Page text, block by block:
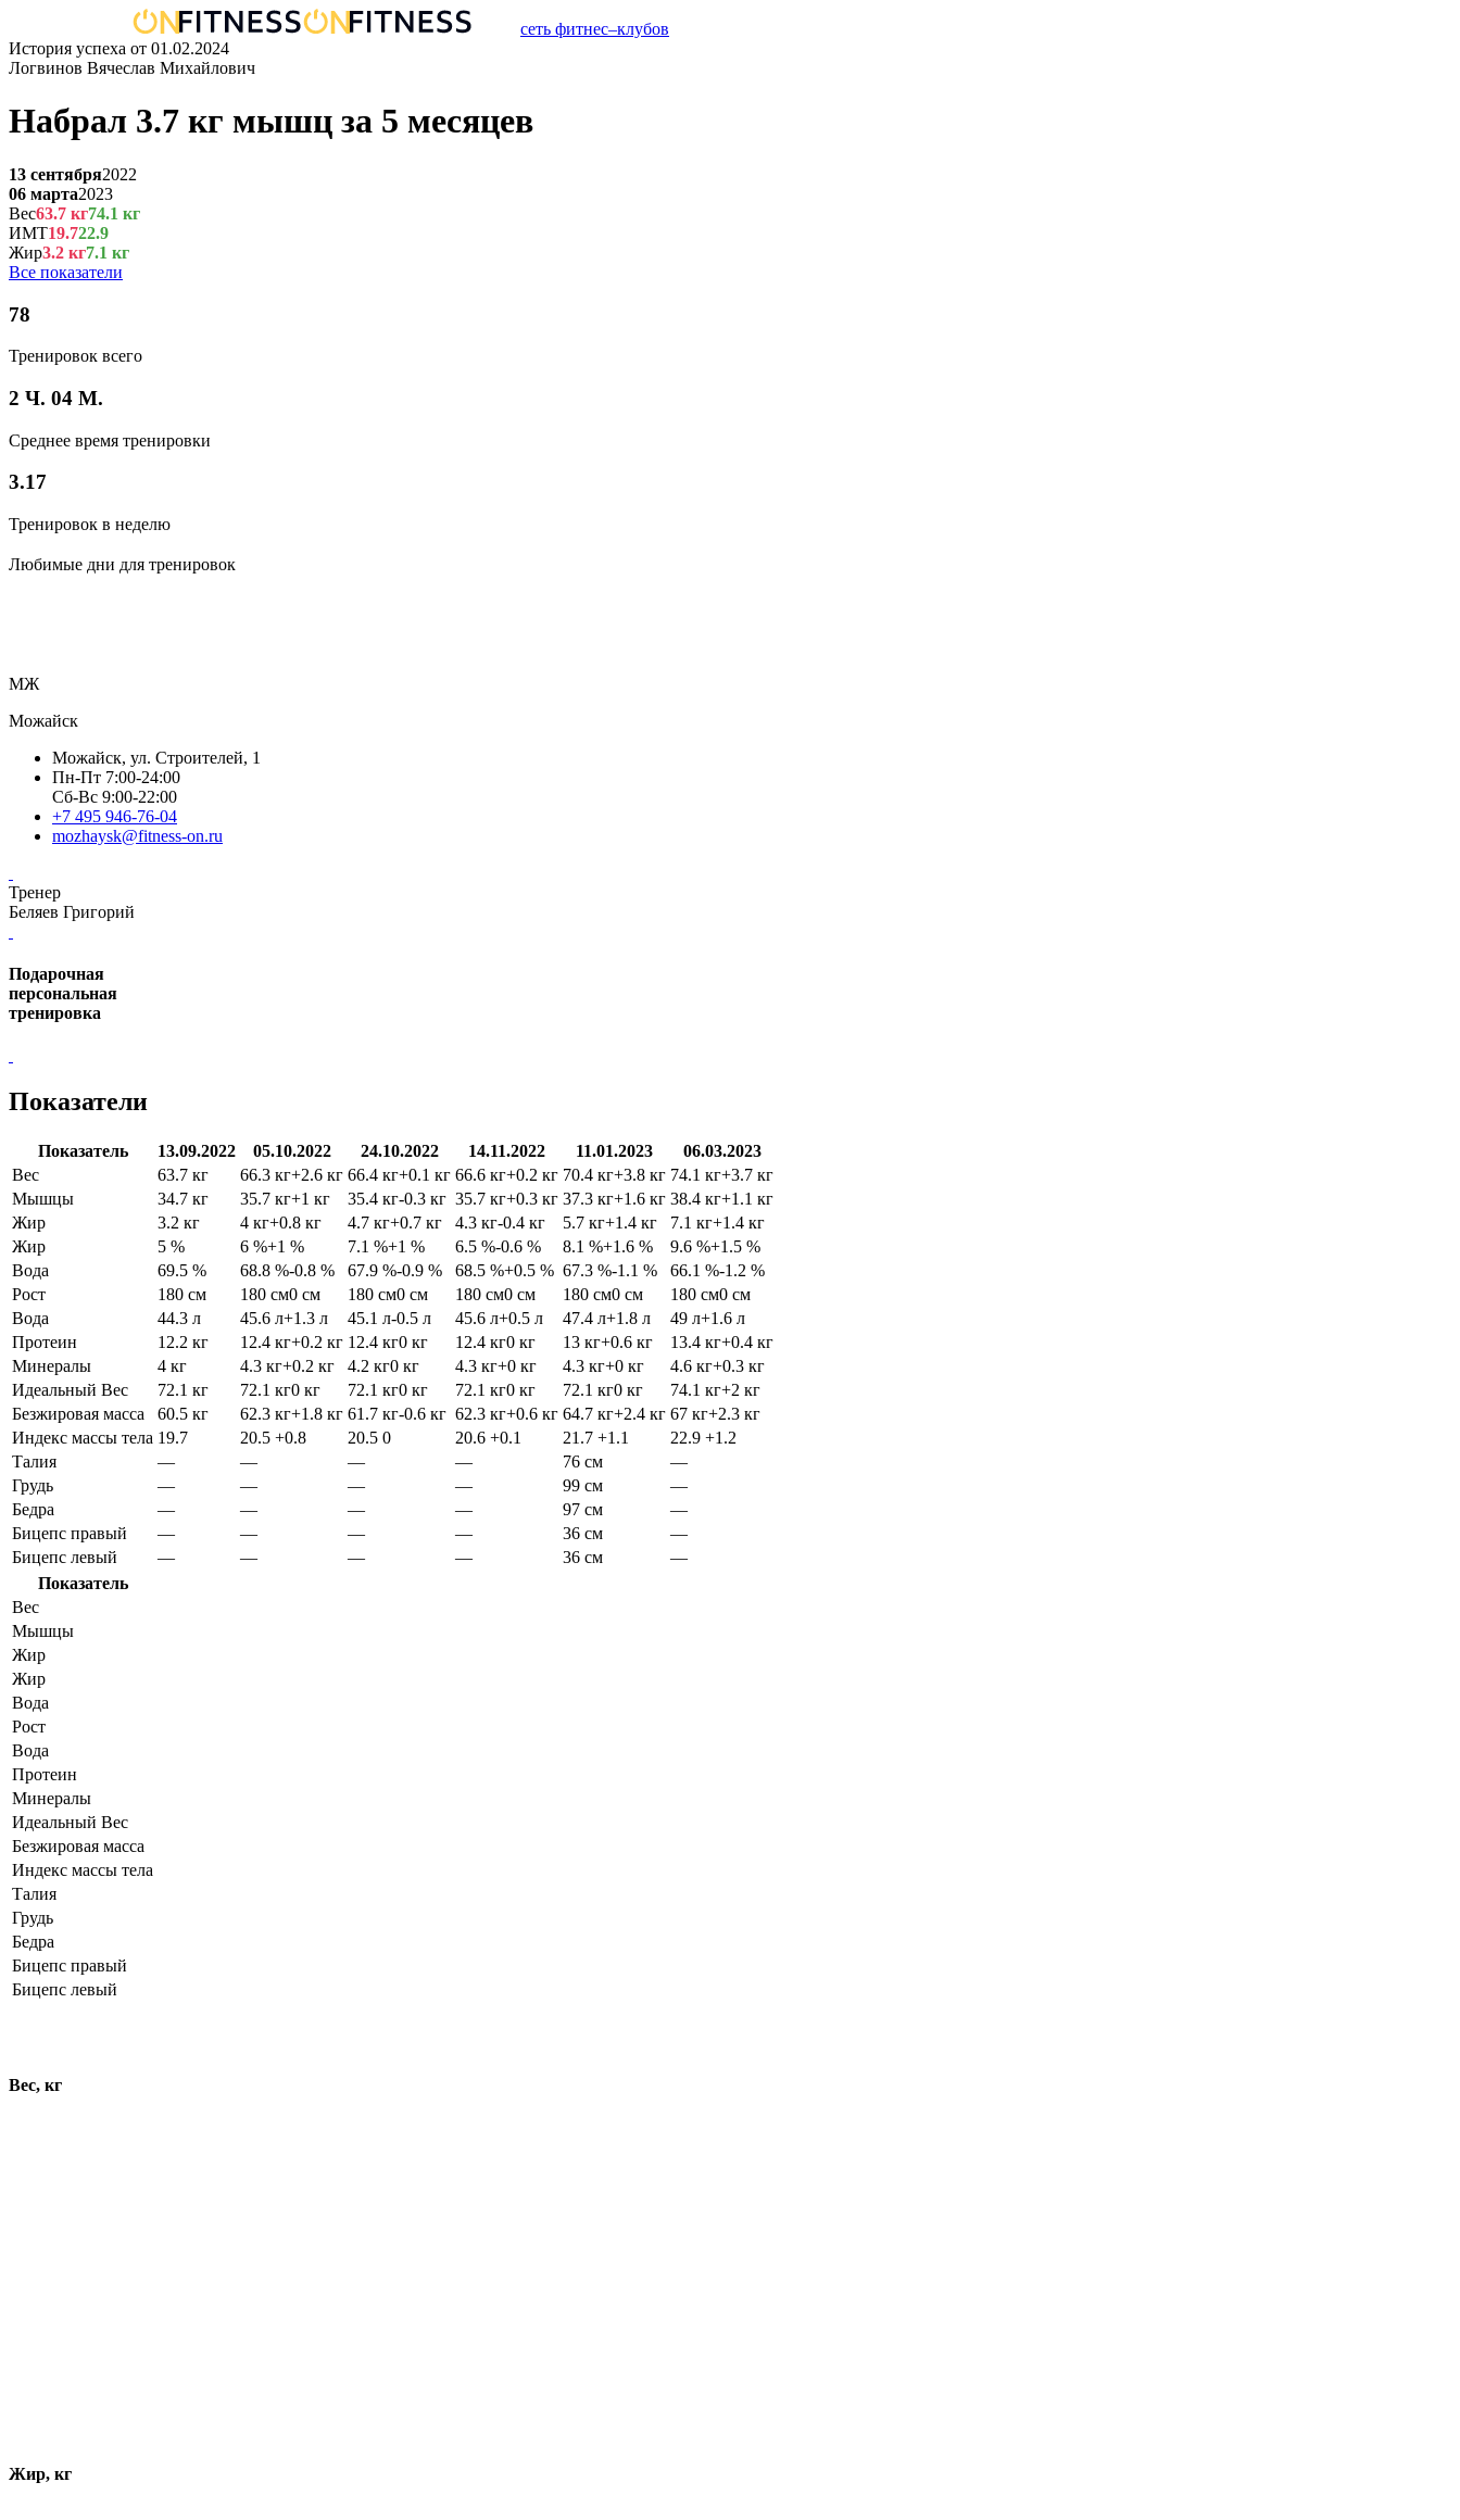
сеть фитнес–клубов
История успеха от 01.02.2024
Логвинов Вячеслав Михайлович
Набрал 3.7 кг мышц за 5 месяцев
13 сентября2022
06 марта2023
Вес63.7 кг74.1 кг
ИМТ19.722.9
Жир3.2 кг7.1 кг
Все показатели
78
Тренировок всего
2 Ч. 04 М.
Среднее время тренировки
3.17
Тренировок в неделю
Любимые дни для тренировок
МЖ
Можайск
Можайск, ул. Строителей, 1
Пн-Пт 7:00-24:00
Сб-Вс 9:00-22:00
+7 495 946-76-04
mozhaysk@fitness-on.ru
Тренер
Беляев Григорий
Подарочная
персональная
тренировка
Показатели
Показатель 13.09.2022 05.10.2022 24.10.2022 14.11.2022 11.01.2023
06.03.2023
Вес
63.7 кг 66.3 кг+2.6 кг 66.4 кг+0.1 кг 66.6 кг+0.2 кг 70.4 кг+3.8 кг 74.1 кг+3.7 кг
Мышцы
34.7 кг 35.7 кг+1 кг 35.4 кг-0.3 кг 35.7 кг+0.3 кг 37.3 кг+1.6 кг 38.4 кг+1.1 кг
Жир
3.2 кг 4 кг+0.8 кг 4.7 кг+0.7 кг 4.3 кг-0.4 кг 5.7 кг+1.4 кг 7.1 кг+1.4 кг
Жир
5 % 6 %+1 % 7.1 %+1 % 6.5 %-0.6 % 8.1 %+1.6 % 9.6 %+1.5 %
Вода
69.5 % 68.8 %-0.8 % 67.9 %-0.9 % 68.5 %+0.5 % 67.3 %-1.1 % 66.1 %-1.2 %
Рост
180 см 180 см0 см 180 см0 см 180 см0 см 180 см0 см 180 см0 см
Вода
44.3 л 45.6 л+1.3 л 45.1 л-0.5 л 45.6 л+0.5 л 47.4 л+1.8 л 49 л+1.6 л
Протеин
12.2 кг 12.4 кг+0.2 кг 12.4 кг0 кг 12.4 кг0 кг 13 кг+0.6 кг 13.4 кг+0.4 кг
Минералы
4 кг 4.3 кг+0.2 кг 4.2 кг0 кг 4.3 кг+0 кг 4.3 кг+0 кг 4.6 кг+0.3 кг
Идеальный Вес
72.1 кг 72.1 кг0 кг 72.1 кг0 кг 72.1 кг0 кг 72.1 кг0 кг 74.1 кг+2 кг
Безжировая масса
60.5 кг 62.3 кг+1.8 кг 61.7 кг-0.6 кг 62.3 кг+0.6 кг 64.7 кг+2.4 кг 67 кг+2.3 кг
Индекс массы тела 19.7 20.5 +0.8 20.5 0 20.6 +0.1 21.7 +1.1 22.9 +1.2
Талия
— — — — 76 см
—
Грудь
— — — — 99 см
—
Бедра
— — — — 97 см
—
Бицепс правый
— — — — 36 см
—
Бицепс левый
— — — — 36 см
—
Показатель
Вес
Мышцы
Жир
Жир
Вода
Рост
Вода
Протеин
Минералы
Идеальный Вес
Безжировая масса
Индекс массы тела
Талия
Грудь
Бедра
Бицепс правый
Бицепс левый
Вес, кг
Жир, кг